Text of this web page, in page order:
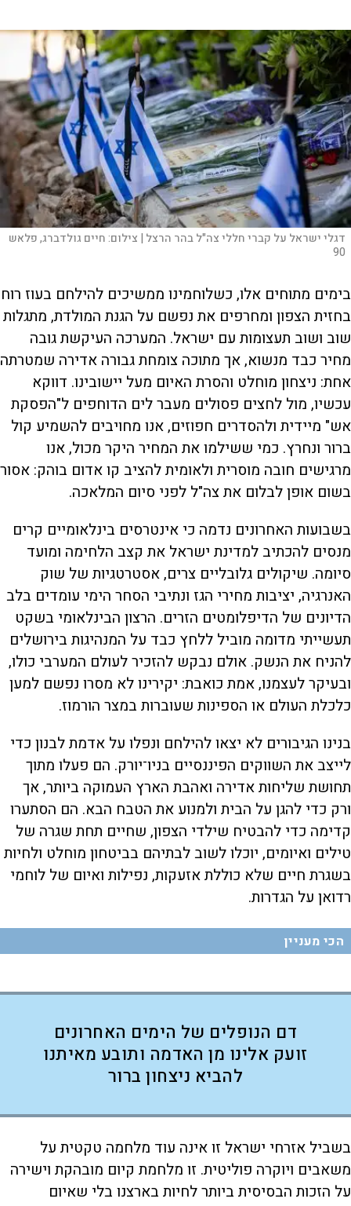
דגלי ישראל על קברי חללי צה"ל בהר הרצל | צילום:חיים גולדברג, פלאש
90
בימים מתוחים אלו, כשלוחמינו ממשיכים להילחם בעוז רוח
בחזית הצפון ומחרפים את נפשם על הגנת המולדת, מתגלות
שוב ושוב תעצומות עם ישראל. המערכה העיקשת גובה
מחיר כבד מנשוא, אך מתוכה צומחת גבורה אדירה שמטרתה
אחת: ניצחון מוחלט והסרת האיום מעל יישובינו. דווקא
עכשיו, מול לחצים פסולים מעבר לים הדוחפים ל"הפסקת
אש" מיידית ולהסדרים חפוזים, אנו מחויבים להשמיע קול
ברור ונחרץ. כמי ששילמו את המחיר היקר מכול, אנו
מרגישים חובה מוסרית ולאומית להציב קו אדום בוהק: אסור
בשום אופן לבלום את צה"ל לפני סיום המלאכה.
בשבועות האחרונים נדמה כי אינטרסים בינלאומיים קרים
מנסים להכתיב למדינת ישראל את קצב הלחימה ומועד
סיומה. שיקולים גלובליים צרים, אסטרטגיות של שוק
האנרגיה, יציבות מחירי הגז ונתיבי הסחר הימי עומדים בלב
הדיונים של הדיפלומטים הזרים. הרצון הבינלאומי בשקט
תעשייתי מדומה מוביל ללחץ כבד על המנהיגות בירושלים
להניח את הנשק. אולם נבקש להזכיר לעולם המערבי כולו,
ובעיקר לעצמנו, אמת כואבת: יקירינו לא מסרו נפשם למען
כלכלת העולם או הספינות שעוברות במצר הורמוז.
בנינו הגיבורים לא יצאו להילחם ונפלו על אדמת לבנון כדי
לייצב את השווקים הפיננסיים בניו־יורק. הם פעלו מתוך
תחושת שליחות אדירה ואהבת הארץ העמוקה ביותר, אך
ורק כדי להגן על הבית ולמנוע את הטבח הבא. הם הסתערו
קדימה כדי להבטיח שילדי הצפון, שחיים תחת שגרה של
טילים ואיומים, יוכלו לשוב לבתיהם בביטחון מוחלט ולחיות
בשגרת חיים שלא כוללת אזעקות, נפילות ואיום של לוחמי
רדואן על הגדרות.
הכי מעניין
דם הנופלים של הימים האחרונים
זועק אלינו מן האדמה ותובע מאיתנו
להביא ניצחון ברור
בשביל אזרחי ישראל זו אינה עוד מלחמה טקטית על
משאבים ויוקרה פוליטית. זו מלחמת קיום מובהקת וישירה
על הזכות הבסיסית ביותר לחיות בארצנו בלי שאיום